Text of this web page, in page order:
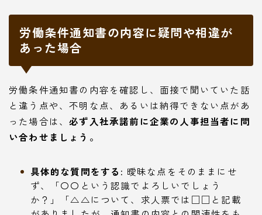
労働条件通知書の内容に疑問や相違が
あった場合
労働条件通知書の内容を確認し、面接で聞いていた話
と違う点や、不明な点、あるいは納得できない点があ
った場合は、必ず入社承諾前に企業の人事担当者に問
い合わせましょう。
具体的な質問をする: 曖昧な点をそのままにせ
ず、「〇〇という認識でよろしいでしょう
か？」「△△について、求人票では□□と記載